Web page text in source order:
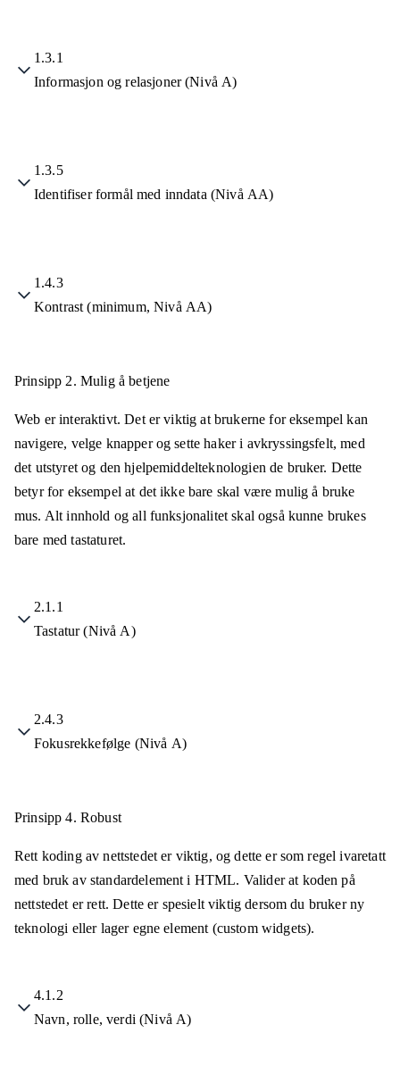
1.3.1
Informasjon og relasjoner (Nivå A)
1.3.5
Identifiser formål med inndata (Nivå AA)
1.4.3
Kontrast (minimum, Nivå AA)
Prinsipp 2. Mulig å betjene
Web er interaktivt. Det er viktig at brukerne for eksempel kan
navigere, velge knapper og sette haker i avkryssingsfelt, med
det utstyret og den hjelpemiddelteknologien de bruker. Dette
betyr for eksempel at det ikke bare skal være mulig å bruke
mus. Alt innhold og all funksjonalitet skal også kunne brukes
bare med tastaturet.
2.1.1
Tastatur (Nivå A)
2.4.3
Fokusrekkefølge (Nivå A)
Prinsipp 4. Robust
Rett koding av nettstedet er viktig, og dette er som regel ivaretatt
med bruk av standardelement i HTML. Valider at koden på
nettstedet er rett. Dette er spesielt viktig dersom du bruker ny
teknologi eller lager egne element (custom widgets).
4.1.2
Navn, rolle, verdi (Nivå A)